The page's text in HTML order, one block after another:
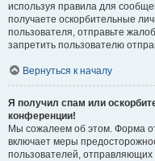
используя правила для
получаете оскорбительные
пользователя, отправьте
запретить пользователю
Вернуться к началу
Я получил спам или
конференции!
Мы сожалеем об этом. Форма
включает меры
пользователей,